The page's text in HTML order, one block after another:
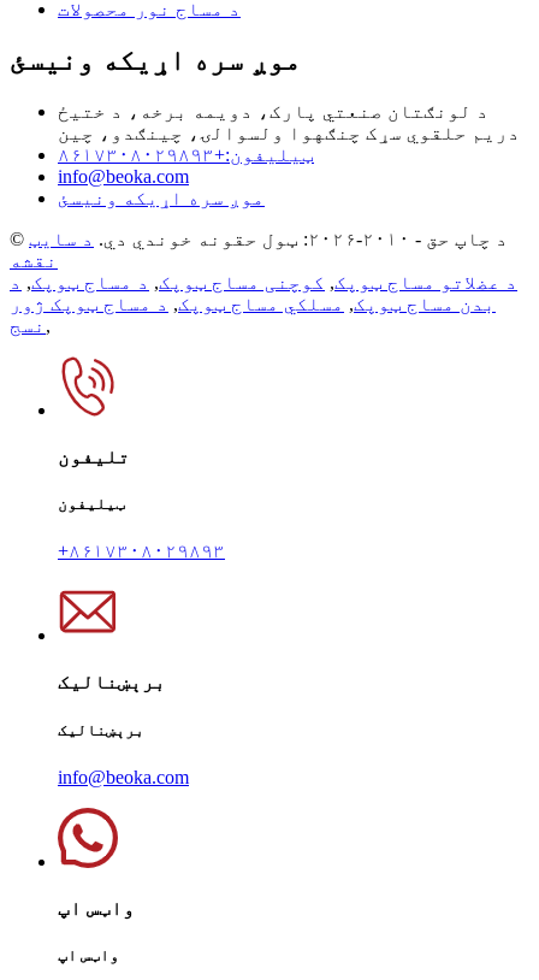
د مساج نور محصولات
موږ سره اړیکه ونیسئ
د لونګتان صنعتي پارک، دویمه برخه، د ختیځ
دریم حلقوي سړک چنګهوا ولسوالۍ، چینګدو، چین
ټیلیفون:+۸۶۱۷۳۰۸۰۲۹۸۹۳
info@beoka.com
موږ سره اړیکه ونیسئ
© د چاپ حق - ۲۰۱۰-۲۰۲۶: ټول حقونه خوندي دي.
د سایټ
نقشه
د عضلاتو مساج ټوپک, کوچنی مساج ټوپک, د مساج ټوپک, د
بدن مساج ټوپک, مسلکي مساج ټوپک, د مساج ټوپک ژور
نسج ,
تلیفون
ټیلیفون
+۸۶۱۷۳۰۸۰۲۹۸۹۳
برېښنالیک
برېښنالیک
info@beoka.com
واټس اپ
واټس اپ